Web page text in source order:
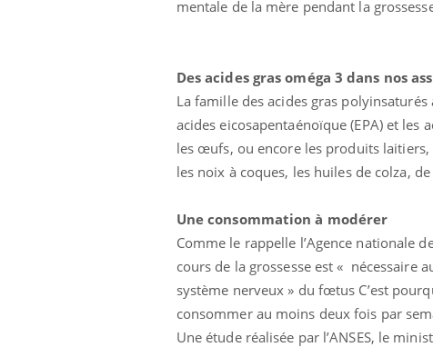
mentale de la mère pendant la
Des acides gras oméga 3 dans nos
La famille des acides gras
acides eicosapentaénoïque (EPA) et les
les œufs, ou encore les produits laitiers,
les noix à coques, les huiles de colza,
Une consommation à modérer
Comme le rappelle l’Agence nationale
cours de la grossesse est « nécessaire
système nerveux » du fœtus C’est
consommer au moins deux fois par
Une étude réalisée par l’ANSES, le
Eczéma Chronique des Mains :
Youtube
d'autres non ! D'un côté, poser des questions
sur la maladie d'un proche c'est montrer ...
Youtube
prévenir
même
...